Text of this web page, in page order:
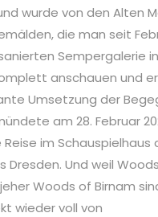
wurde von den Alten
die man seit
Sempergalerie in
anschauen und
Umsetzung der
am 28. Februar
im Schauspielhaus
Dresden. Und weil
Woods of Birnam
wieder voll von